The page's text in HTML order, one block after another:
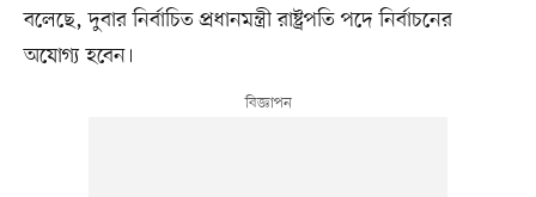
বলেছে, দুবার নির্বাচিত প্রধানমন্ত্রী রাষ্ট্রপতি পদে নির্বাচনের
অযোগ্য হবেন।